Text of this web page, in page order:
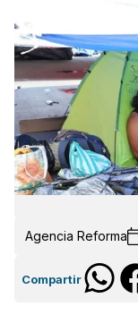
Agencia Reforma
Compartir